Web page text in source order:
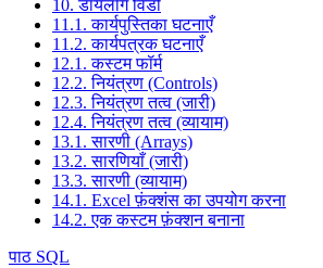
10. डायलॉग विंडो
11.1. कार्यपुस्तिका घटनाएँ
11.2. कार्यपत्रक घटनाएँ
12.1. कस्टम फॉर्म
12.2. नियंत्रण (Controls)
12.3. नियंत्रण तत्व (जारी)
12.4. नियंत्रण तत्व (व्यायाम)
13.1. सारणी (Arrays)
13.2. सारणियाँ (जारी)
13.3. सारणी (व्यायाम)
14.1. Excel फ़ंक्शंस का उपयोग करना
14.2. एक कस्टम फ़ंक्शन बनाना
पाठ SQL